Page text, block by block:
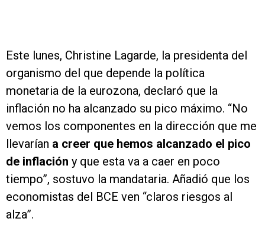
Este lunes, Christine Lagarde, la presidenta del
organismo del que depende la política
monetaria de la eurozona, declaró que la
inflación no ha alcanzado su pico máximo. “No
vemos los componentes en la dirección que me
llevarían a creer que hemos alcanzado el pico
de inflación y que esta va a caer en poco
tiempo”, sostuvo la mandataria. Añadió que los
economistas del BCE ven “claros riesgos al
alza”.